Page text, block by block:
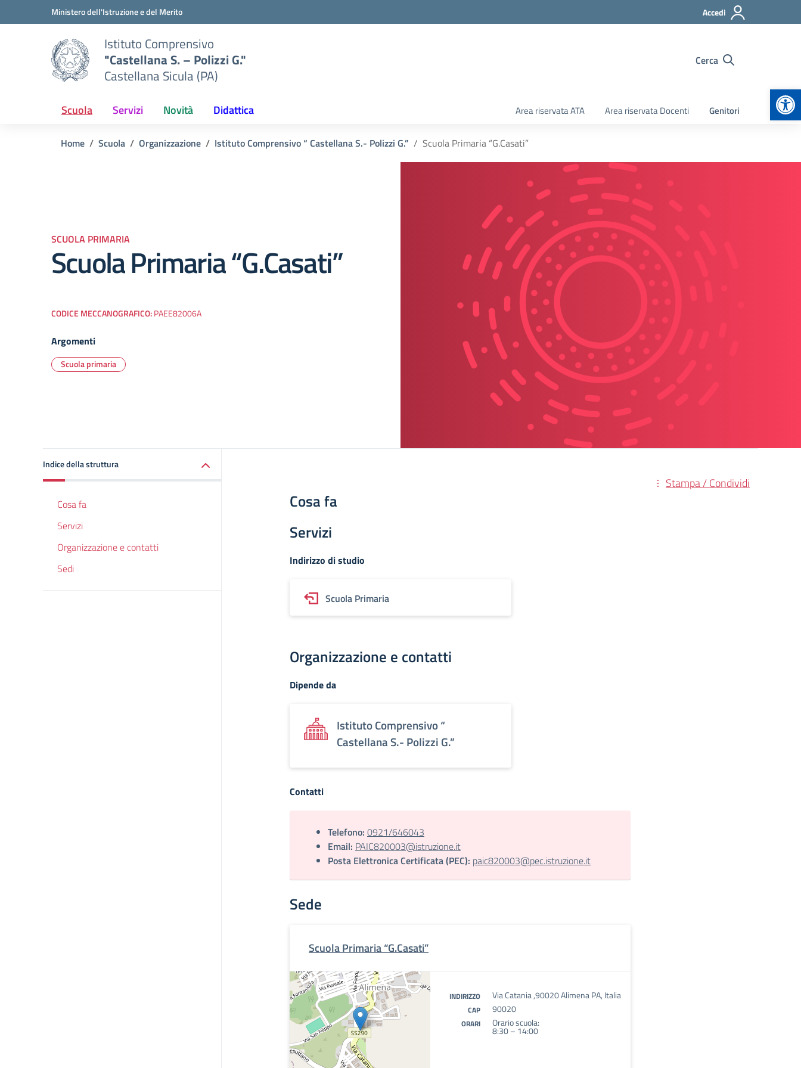
Vai ai contenuti
Vai al menu di navigazioneMinistero dell'Istruzione e del Merito Accedi
Istituto Comprensivo
"Castellana S. – Polizzi G."
Castellana Sicula (PA)
Cerca
Scuola Servizi Novità Didattica Area riservata ATA Area riservata Docenti Genitori
Home Scuola Organizzazione Istituto Comprensivo “ Castellana S.- Polizzi G.” Scuola Primaria “G.Casati”
SCUOLA PRIMARIA
Scuola Primaria “G.Casati”
CODICE MECCANOGRAFICO:PAEE82006A
Argomenti
Scuola primaria
Indice della struttura
Cosa fa
Servizi
Organizzazione e contatti
Sedi
Stampa / Condividi
Cosa fa
Servizi
Indirizzo di studio
Scuola Primaria
Organizzazione e contatti
Dipende da
Istituto Comprensivo “
Castellana S.- Polizzi G.”
Contatti
Telefono: 0921/646043
Email: PAIC820003@istruzione.it
Posta Elettronica Certificata (PEC): paic820003@pec.istruzione.it
Sede
Scuola Primaria “G.Casati”
INDIRIZZO Via Catania ,90020 Alimena PA, Italia
CAP 90020
ORARI Orario scuola:
8:30 – 14:00